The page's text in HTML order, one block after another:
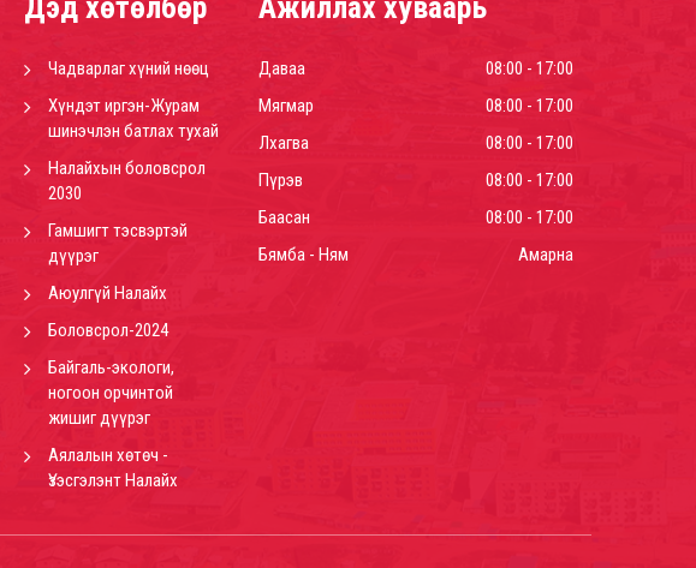
Чадварлаг хүний нөөц
Хүндэт иргэн-Журам
шинэчлэн батлах тухай
Налайхын боловсрол
2030
Гамшигт тэсвэртэй
дүүрэг
Аюулгүй Налайх
Боловсрол-2024
Байгаль-экологи,
ногоон орчинтой
жишиг дүүрэг
Аялалын хөтөч -
Үзэсгэлэнт Налайх
Даваа
08:00 - 17:00
Мягмар
08:00 - 17:00
Лхагва
08:00 - 17:00
Пүрэв
08:00 - 17:00
Баасан
08:00 - 17:00
Бямба - Ням
Амарна